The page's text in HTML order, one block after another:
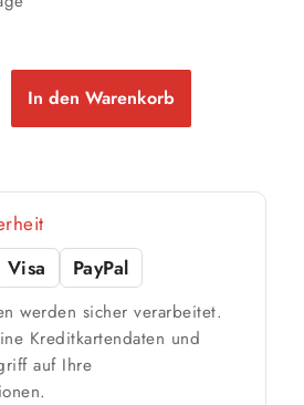
In den Warenkorb
Visa PayPal
werden sicher verarbeitet.
Kreditkartendaten und
auf Ihre